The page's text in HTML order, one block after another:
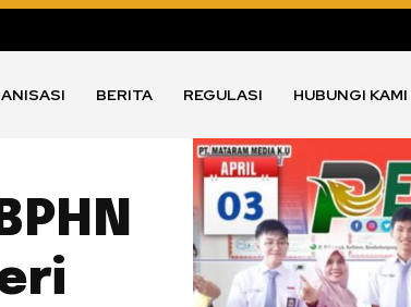
BERITA REGULASI HUBUNGI KAMI